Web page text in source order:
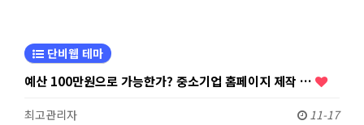
단비웹 테마
예산 100만원으로 가능한가? 중소기업 홈페이지 제작 …
최고관리자 11-17